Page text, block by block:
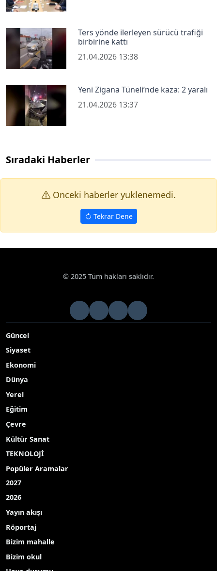
Ters yönde ilerleyen sürücü trafiği
birbirine kattı
21.04.2026 13:38
Yeni Zigana Tüneli’nde kaza: 2 yaralı
21.04.2026 13:37
Sıradaki Haberler
Onceki haberler yuklenemedi.
Tekrar Dene
© 2025 Tüm hakları saklıdır.
Güncel
Siyaset
Ekonomi
Dünya
Yerel
Eğitim
Çevre
Kültür Sanat
TEKNOLOJİ
Popüler Aramalar
2027
2026
Yayın akışı
Röportaj
Bizim mahalle
Bizim okul